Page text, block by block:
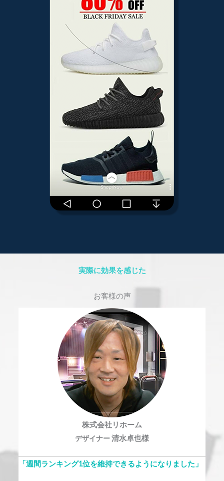
実際に効果を感じた
お客様の声
株式会社リホーム
デザイナー清水卓也様
「週間ランキング1位を維持できるようになりました」